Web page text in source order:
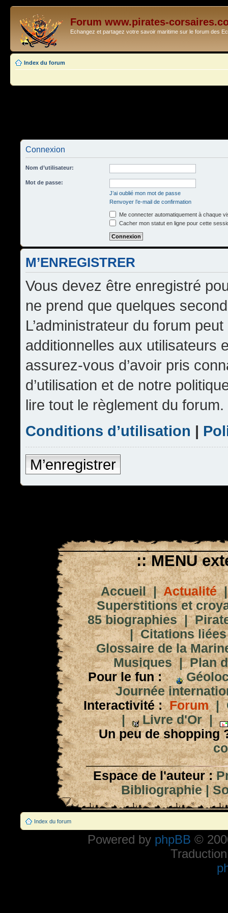
Forum www.pirates-
Echangez et partagez votre savoir maritime sur le forum des
Index du forum
Connexion
Nom d’utilisateur:
Mot de passe:
J’ai oublié mon mot de passe
Renvoyer l’e-mail de confirmation
Me connecter automatiquement à chaque
Cacher mon statut en ligne pour cette
M’ENREGISTRER
Vous devez être enregistré
ne prend que quelques
L’administrateur du forum
additionnelles aux utilisateurs
assurez-vous d’avoir pris
d’utilisation et de notre
lire tout le règlement du forum.
Conditions d’utilisation |
M’enregistrer
:: MENU
Accueil|Actualité
Superstitions et
85 biographies|
|Citations
Glossaire de la
Musiques|Plan
Pour le fun :
Journée
Interactivité : Forum|
|
Livre d'Or|
Un peu de shopping
Espace de l'auteur :
Bibliographie|
Index du forum
Powered by phpBB ©